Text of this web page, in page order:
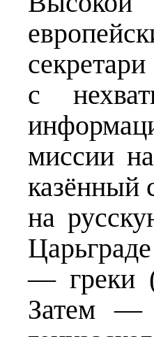
с
миссии
казённый
на
— греки
Затем —